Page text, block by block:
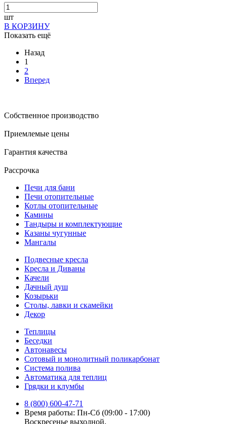
шт
В КОРЗИНУ
Показать ещё
Назад
1
2
Вперед
Собственное производство
Приемлемые цены
Гарантия качества
Рассрочка
Печи для бани
Печи отопительные
Котлы отопительные
Камины
Тандыры и комплектующие
Казаны чугунные
Мангалы
Подвесные кресла
Кресла и Диваны
Качели
Дачный душ
Козырьки
Столы, лавки и скамейки
Декор
Теплицы
Беседки
Автонавесы
Сотовый и монолитный поликарбонат
Система полива
Автоматика для теплиц
Грядки и клумбы
8 (800) 600-47-71
Время работы: Пн-Сб (09:00 - 17:00)
Воскресенье выходной.